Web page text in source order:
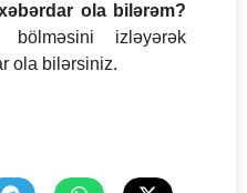
ola bilərəm?
bölməsini izləyərək
ola bilərsiniz.